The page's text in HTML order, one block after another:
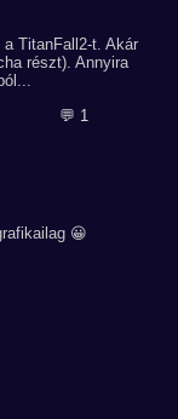
TitanFall2-t. Akár
részt). Annyira
💬 1
😀